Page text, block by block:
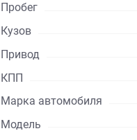
Пробег
Кузов
Привод
КПП
Марка автомобиля
Модель